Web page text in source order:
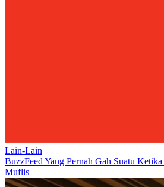
Lain-Lain
BuzzFeed Yang Pernah Gah Suatu
Muflis